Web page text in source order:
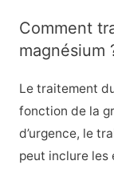
Comment
magnésium
Le traitement
fonction de la
d’urgence, le
peut inclure les